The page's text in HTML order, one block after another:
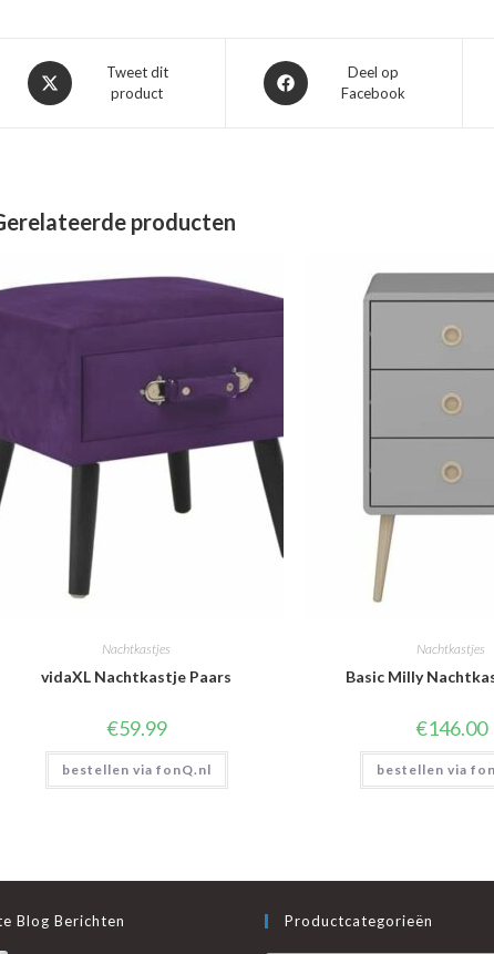
Opent
in
Tweet dit
product
Opent
in
Deel op
Facebook
producten
Nachtkastjes
vidaXL Nachtkastje Paars
€59.99
bestellen via fonQ.nl
Nachtkastjes
Basic Milly
€146.00
bestellen via
Blog Berichten Productcategorieën